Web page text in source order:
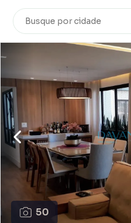
50